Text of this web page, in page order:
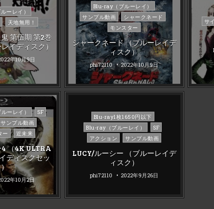
ーレイ）
天地無用！
第伍期 第2巻
イディスク）
年10月9日
Posted
in
Blu-ray（ブルーレイ）
サンプル動画
シャークネード
モンスター
シャークネード （ブルーレイデ
ィスク）
phi72110 2022年10月9日
in
サ
ーレイ）
SF
サンプル動画
ー
近未来
（4K ULTRA
ディスクセッ
年10月2日
Posted
in
Blu-ray1枚1650円以下
Blu-ray（ブルーレイ）
SF
アクション
サンプル動画
LUCY/ルーシー （ブルーレイデ
ィスク）
phi72110 2022年9月26日